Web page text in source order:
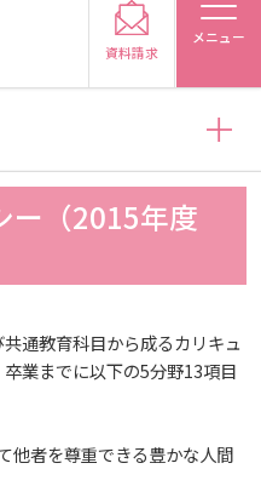
メニュー
卒業生の方
採用担当の方
資料請求
ー（2015年度
通教育科目から成るカリキュ
業までに以下の5分野13項目
他者を尊重できる豊かな人間
織について